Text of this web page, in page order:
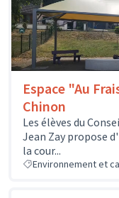
Espace "Au
Chinon
Les élèves du
Jean Zay propose
la cour...
Environnement et